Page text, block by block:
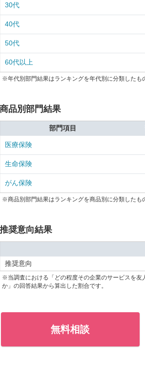
30代
40代
50代
60代以上
※年代別部門結果はランキングを年代別に分類したも
商品別部門結果
部門項目
医療保険
生命保険
がん保険
※商品別部門結果はランキングを商品別に分類したも
推奨意向結果
推奨意向
※当調査における「どの程度その企業のサービスを友
か」の回答結果から算出した割合です。
無料相談